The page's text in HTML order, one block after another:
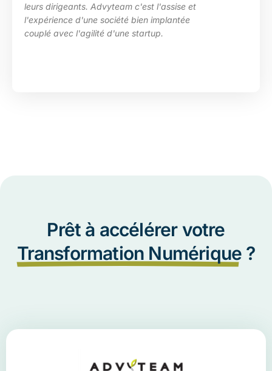
leurs dirigeants. Advyteam c'est l'assise et
l'expérience d'une société bien implantée
couplé avec l'agilité d'une startup.
Prêt à accélérer votre
Transformation Numérique ?